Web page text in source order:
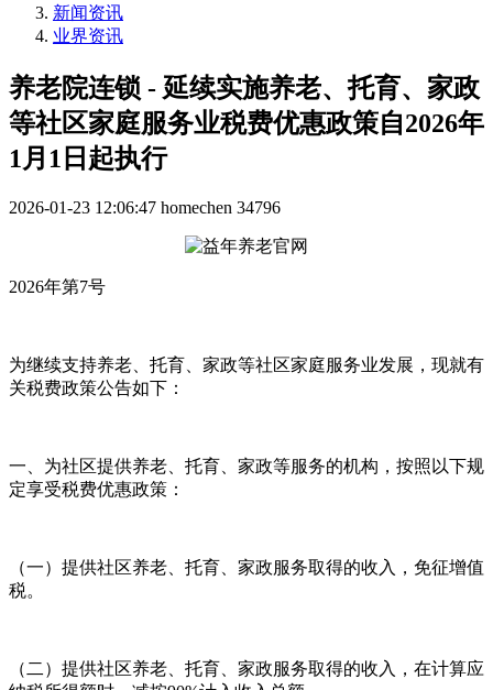
新闻资讯
业界资讯
养老院连锁 - 延续实施养老、托育、家政
等社区家庭服务业税费优惠政策自2026年
1月1日起执行
2026-01-23 12:06:47 homechen 34796
2026年第7号
为继续支持养老、托育、家政等社区家庭服务业发展，现就有
关税费政策公告如下：
一、为社区提供养老、托育、家政等服务的机构，按照以下规
定享受税费优惠政策：
（一）提供社区养老、托育、家政服务取得的收入，免征增值
税。
（二）提供社区养老、托育、家政服务取得的收入，在计算应